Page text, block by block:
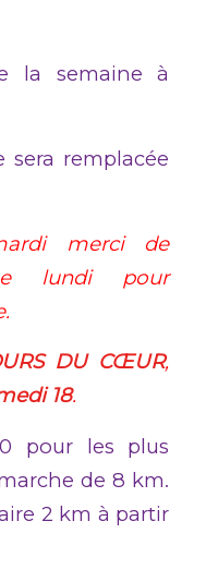
la semaine à
sera remplacée
merci de
lundi pour
DU CŒUR,
18.
pour les plus
de 8 km.
2 km à partir